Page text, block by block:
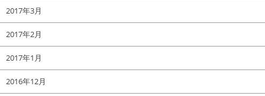
2017年3月
2017年2月
2017年1月
2016年12月